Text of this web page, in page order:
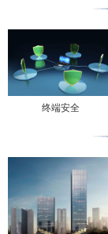
终端安全